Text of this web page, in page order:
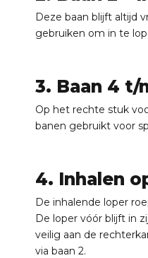
Deze baan blijft altijd
gebruiken om in te
3. Baan 4 t/
Op het rechte stuk
banen gebruikt voor
4. Inhalen
De inhalende loper
De loper vóór blijft in
veilig aan de
via baan 2.